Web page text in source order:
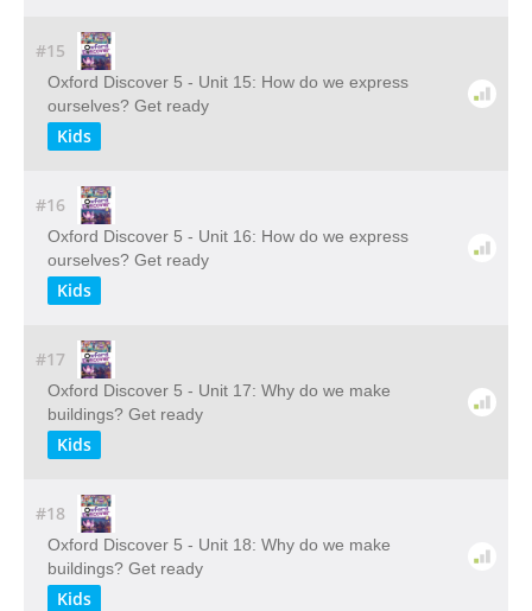
#15
Oxford Discover 5 - Unit 15: How do we express
ourselves? Get ready
Kids
#16
Oxford Discover 5 - Unit 16: How do we express
ourselves? Get ready
Kids
#17
Oxford Discover 5 - Unit 17: Why do we make
buildings? Get ready
Kids
#18
Oxford Discover 5 - Unit 18: Why do we make
buildings? Get ready
Kids